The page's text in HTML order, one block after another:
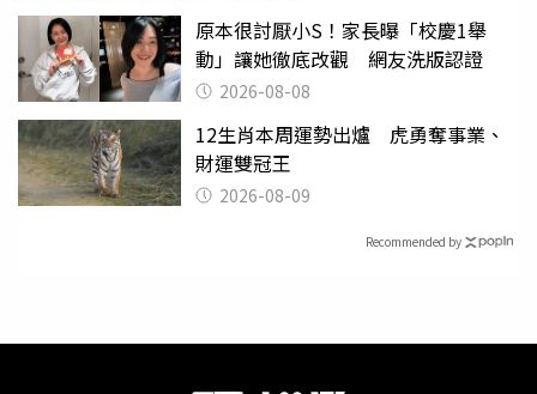
原本很討厭小S！家長曝「校慶1舉
動」讓她徹底改觀 網友洗版認證
2026-08-08
12生肖本周運勢出爐 虎勇奪事業、
財運雙冠王
2026-08-09
Recommended by